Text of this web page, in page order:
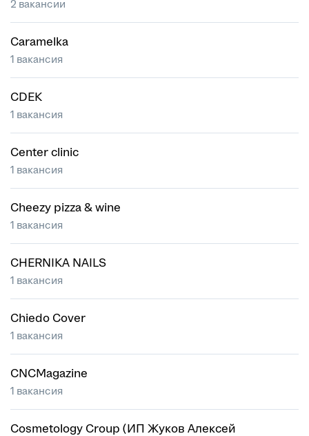
2 вакансии
Caramelka
1 вакансия
CDEK
1 вакансия
Center clinic
1 вакансия
Cheezy pizza & wine
1 вакансия
CHERNIKA NAILS
1 вакансия
Chiedo Cover
1 вакансия
CNCMagazine
1 вакансия
Cosmetology Croup (ИП Жуков Алексей